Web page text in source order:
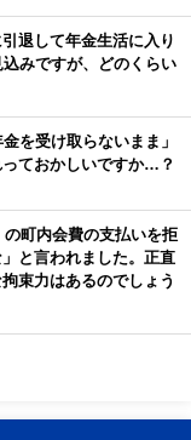
退して年金生活に入り
みですが、どのくらい
を受け取らないまま」
ておかしいですか…？
の町内会費の支払いを拒
と言われました。正直
束力はあるのでしょう